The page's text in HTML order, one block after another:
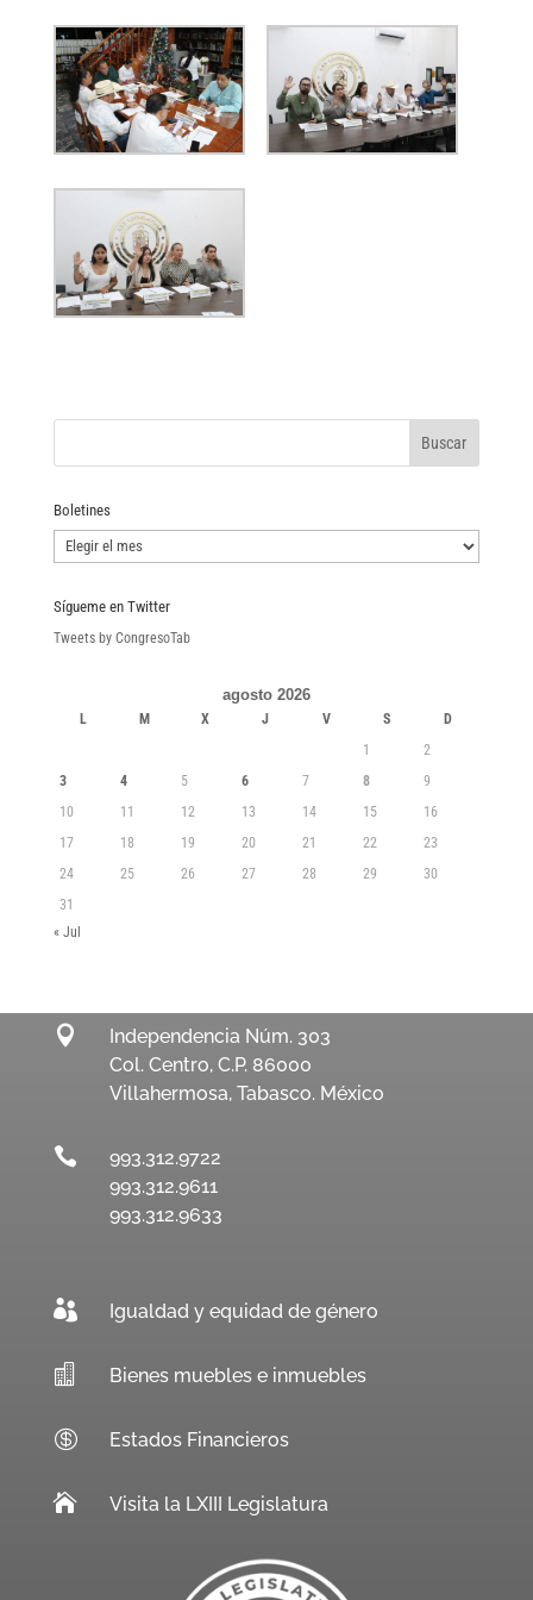
Boletines
Boletines
Sígueme en Twitter
Tweets by CongresoTab
agosto 2026
L M X J V S
D
1
2
3
4 5 6 7 8
9
10
11 12 13 14 15
16
17
18 19 20 21 22
23
24
25 26 27 28 29
30
31
« Jul

Independencia Núm. 303
Col. Centro, C.P. 86000
Villahermosa, Tabasco. México

993.312.9722
993.312.9611
993.312.9633
 Igualdad y equidad de género
 Bienes muebles e inmuebles
 Estados Financieros
 Visita la LXIII Legislatura